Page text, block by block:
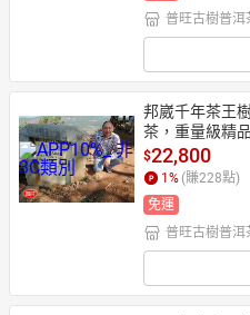
普旺古樹普洱
邦崴千年茶王
茶，重量級精
訂購，下單即
止~
$22,800
1 % (賺228點)
免運
普旺古樹普洱